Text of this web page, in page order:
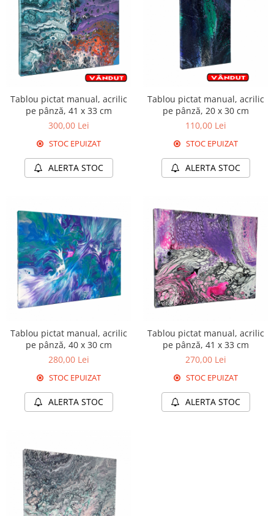
Tablou pictat manual, acrilic
pe pânză, 41 x 33 cm
300,00 Lei
STOC EPUIZAT
ALERTA STOC
Tablou pictat manual, acrilic
pe pânză, 20 x 30 cm
110,00 Lei
STOC EPUIZAT
ALERTA STOC
Tablou pictat manual, acrilic
pe pânză, 40 x 30 cm
280,00 Lei
STOC EPUIZAT
ALERTA STOC
Tablou pictat manual, acrilic
pe pânză, 41 x 33 cm
270,00 Lei
STOC EPUIZAT
ALERTA STOC